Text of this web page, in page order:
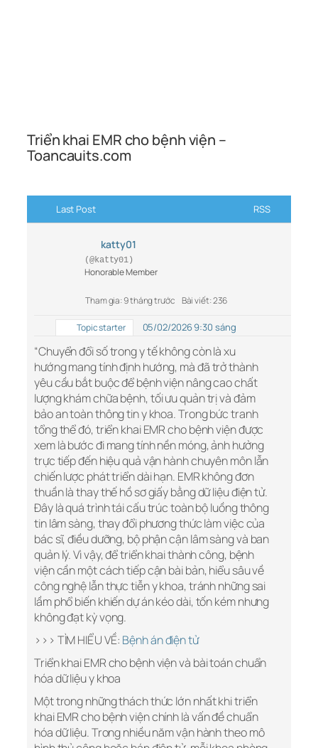
Triển khai EMR cho bệnh viện –
Toancauits.com
Last Post RSS
katty01
(@katty01)
Honorable Member
Tham gia: 9 tháng trước Bài viết: 236
Topic starter 05/02/2026 9:30 sáng
“Chuyển đổi số trong y tế không còn là xu
hướng mang tính định hướng, mà đã trở thành
yêu cầu bắt buộc để bệnh viện nâng cao chất
lượng khám chữa bệnh, tối ưu quản trị và đảm
bảo an toàn thông tin y khoa. Trong bức tranh
tổng thể đó, triển khai EMR cho bệnh viện được
xem là bước đi mang tính nền móng, ảnh hưởng
trực tiếp đến hiệu quả vận hành chuyên môn lẫn
chiến lược phát triển dài hạn. EMR không đơn
thuần là thay thế hồ sơ giấy bằng dữ liệu điện tử.
Đây là quá trình tái cấu trúc toàn bộ luồng thông
tin lâm sàng, thay đổi phương thức làm việc của
bác sĩ, điều dưỡng, bộ phận cận lâm sàng và ban
quản lý. Vì vậy, để triển khai thành công, bệnh
viện cần một cách tiếp cận bài bản, hiểu sâu về
công nghệ lẫn thực tiễn y khoa, tránh những sai
lầm phổ biến khiến dự án kéo dài, tốn kém nhưng
không đạt kỳ vọng.
>>> TÌM HIỂU VỀ: Bệnh án điện tử
Triển khai EMR cho bệnh viện và bài toán chuẩn
hóa dữ liệu y khoa
Một trong những thách thức lớn nhất khi triển
khai EMR cho bệnh viện chính là vấn đề chuẩn
hóa dữ liệu. Trong nhiều năm vận hành theo mô